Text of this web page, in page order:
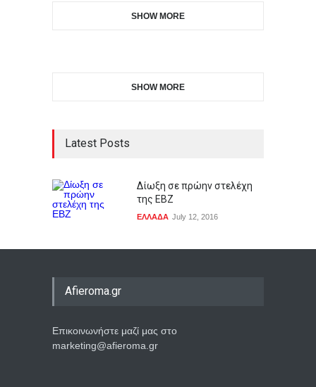
SHOW MORE
SHOW MORE
Latest Posts
Δίωξη σε πρώην στελέχη
της ΕΒΖ
ΕΛΛΑΔΑ July 12, 2016
Afieroma.gr
Επικοινωνήστε μαζί μας στο
marketing@afieroma.gr